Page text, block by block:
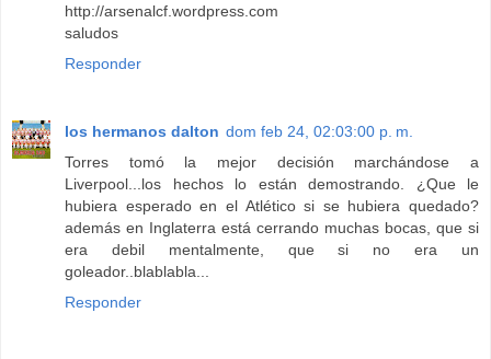
http://arsenalcf.wordpress.com
saludos
Responder
los hermanos dalton dom feb 24, 02:03:00 p. m.
Torres tomó la mejor decisión marchándose a
Liverpool...los hechos lo están demostrando. ¿Que le
hubiera esperado en el Atlético si se hubiera quedado?
además en Inglaterra está cerrando muchas bocas, que si
era debil mentalmente, que si no era un
goleador..blablabla...
Responder